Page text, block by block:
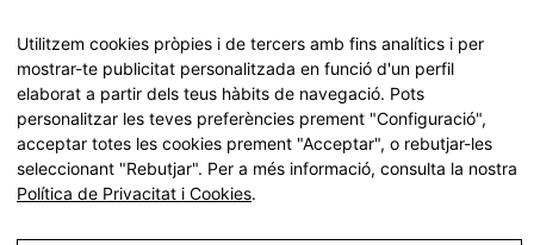
Fundació Àuria
Tots els drets reservats ©
Utilitzem cookies pròpies i de tercers amb fins analítics i per
mostrar-te publicitat personalitzada en funció d'un perfil
elaborat a partir dels teus hàbits de navegació. Pots
personalitzar les teves preferències prement "Configuració",
acceptar totes les cookies prement "Acceptar", o rebutjar-les
seleccionant "Rebutjar". Per a més informació, consulta la nostra
Política de Privacitat i Cookies.